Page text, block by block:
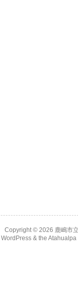
Copyright © 2026 鹿嶋市
WordPress& the Atahualpa